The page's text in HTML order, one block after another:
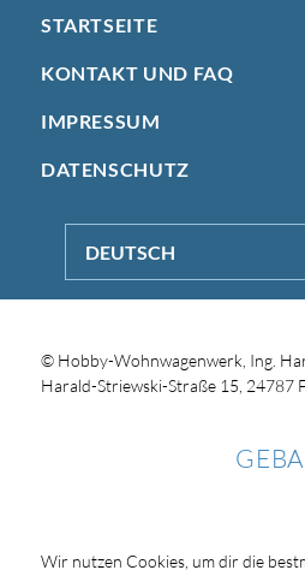
STARTSEITE
KONTAKT UND FAQ
IMPRESSUM
DATENSCHUTZ
DEUTSCH
© Hobby-Wohnwagenwerk, Ing.
Harald-Striewski-Straße 15, 24787
Wir nutzen Cookies, um dir die